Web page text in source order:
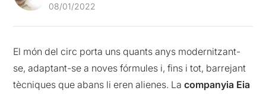
08/01/2022
El món del circ porta uns quants anys modernitzant-
se, adaptant-se a noves fórmules i, fins i tot, barrejant
tècniques que abans li eren alienes. Lacompanyia Eia